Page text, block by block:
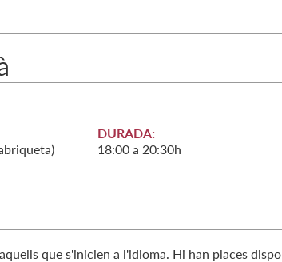
DURADA:
18:00 a 20:30h
que s'inicien a l'idioma. Hi han places